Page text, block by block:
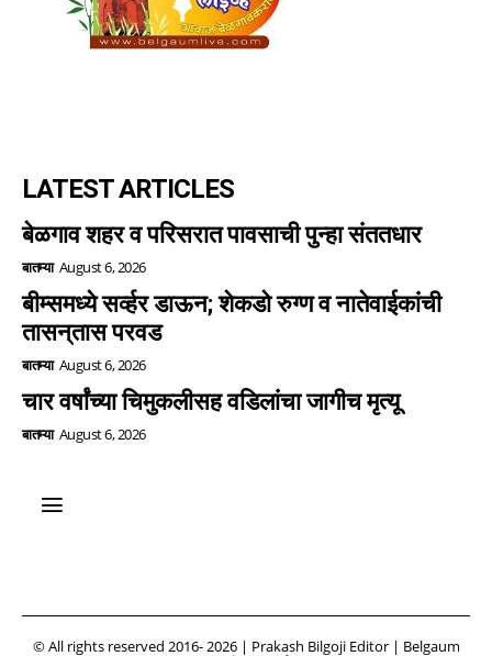
LATEST ARTICLES
बेळगाव शहर व परिसरात पावसाची पुन्हा संततधार
बातम्या August 6, 2026
बीम्समध्ये सर्व्हर डाऊन; शेकडो रुग्ण व नातेवाईकांची
तासन्‌तास परवड
बातम्या August 6, 2026
चार वर्षांच्या चिमुकलीसह वडिलांचा जागीच मृत्यू
बातम्या August 6, 2026
© All rights reserved 2016- 2026 | Prakash Bilgoji Editor | Belgaum